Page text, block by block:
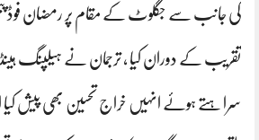
کی جانب سے جگلوٹ کے مقام پر رمضان فوڈ پیکیج
تقریب کے دوران کیا ، ترجمان نے ہیلپنگ
سراہتے ہوئے انہیں خراج تحسین بھی پیش کیا